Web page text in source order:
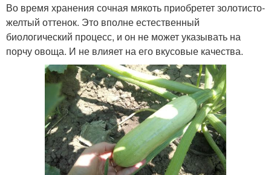
Во время хранения сочная мякоть приобретет золотисто-
желтый оттенок. Это вполне естественный
биологический процесс, и он не может указывать на
порчу овоща. И не влияет на его вкусовые качества.